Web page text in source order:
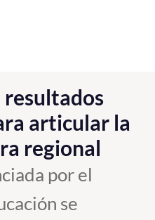
resultados
articular la
regional
por el
se